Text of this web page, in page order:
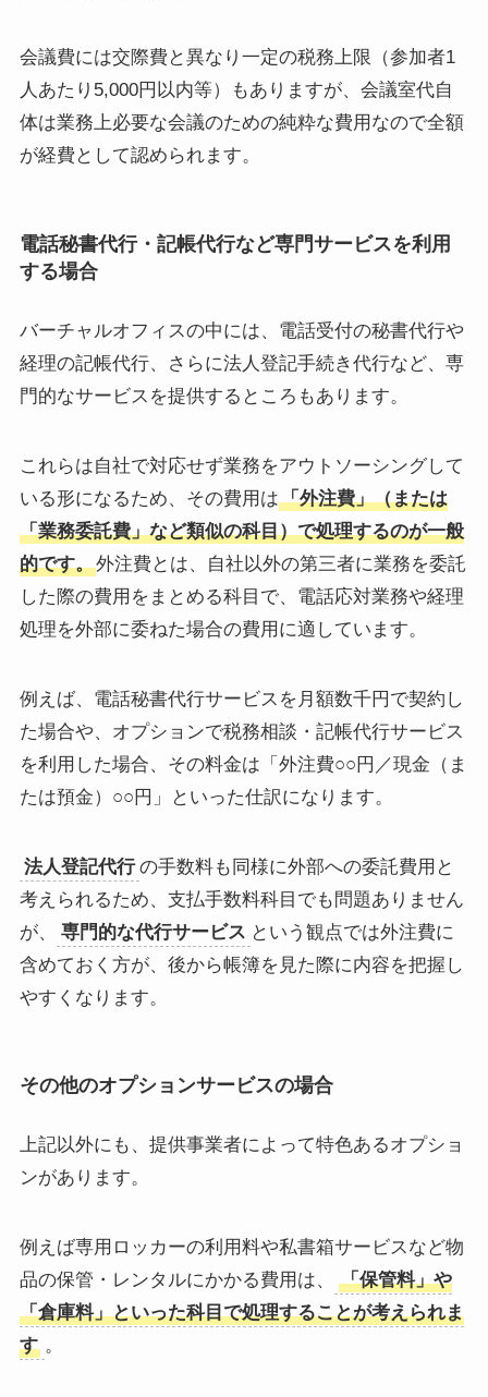
会議費には交際費と異なり一定の税務上限（参加者1
人あたり5,000円以内等）もありますが、会議室代自
体は業務上必要な会議のための純粋な費用なので全額
が経費として認められます。
電話秘書代行・記帳代行など専門サービスを利用
する場合
バーチャルオフィスの中には、電話受付の秘書代行や
経理の記帳代行、さらに法人登記手続き代行など、専
門的なサービスを提供するところもあります。
これらは自社で対応せず業務をアウトソーシングして
いる形になるため、その費用は「外注費」（または
「業務委託費」など類似の科目）で処理するのが一般
的です。外注費とは、自社以外の第三者に業務を委託
した際の費用をまとめる科目で、電話応対業務や経理
処理を外部に委ねた場合の費用に適しています。
例えば、電話秘書代行サービスを月額数千円で契約し
た場合や、オプションで税務相談・記帳代行サービス
を利用した場合、その料金は「外注費○○円／現金（ま
たは預金）○○円」といった仕訳になります。
法人登記代行 の手数料も同様に外部への委託費用と
考えられるため、支払手数料科目でも問題ありません
が、
専門的な代行サービス という観点では外注費に
含めておく方が、後から帳簿を見た際に内容を把握し
やすくなります。
その他のオプションサービスの場合
上記以外にも、提供事業者によって特色あるオプショ
ンがあります。
例えば専用ロッカーの利用料や私書箱サービスなど物
品の保管・レンタルにかかる費用は、
「保管料」や
「倉庫料」といった科目で処理することが考えられま
す 。